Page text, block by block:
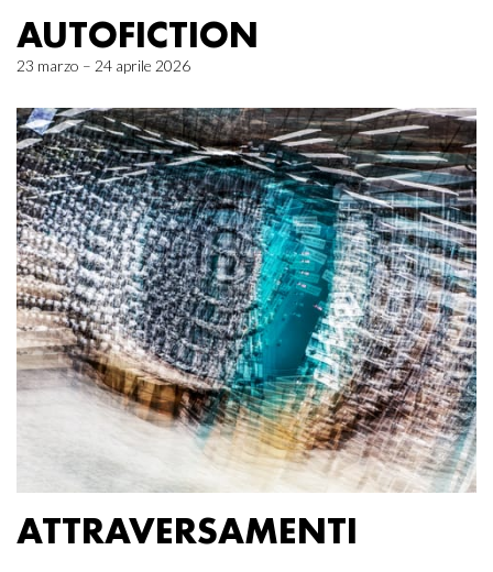
AUTOFICTION
23 marzo – 24 aprile 2026
ATTRAVERSAMENTI